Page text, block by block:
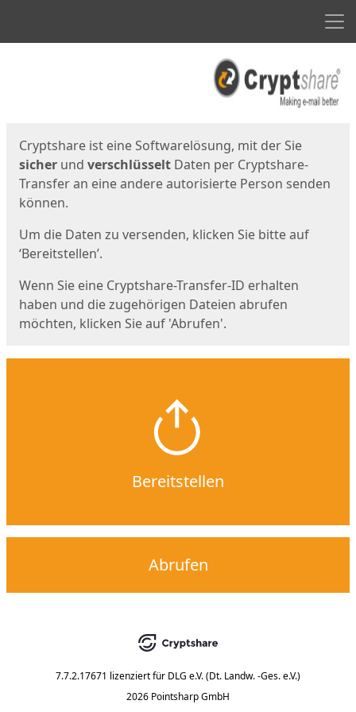
Cryptshare ist eine Softwarelösung, mit der Sie
sicher und verschlüsselt Daten per Cryptshare-
Transfer an eine andere autorisierte Person senden
können.
Um die Daten zu versenden, klicken Sie bitte auf
‘Bereitstellen’.
Wenn Sie eine Cryptshare-Transfer-ID erhalten
haben und die zugehörigen Dateien abrufen
möchten, klicken Sie auf 'Abrufen'.
Bereitstellen
Abrufen
7.7.2.17671 lizenziert für DLG e.V. (Dt. Landw. -Ges. e.V.)
2026 Pointsharp GmbH